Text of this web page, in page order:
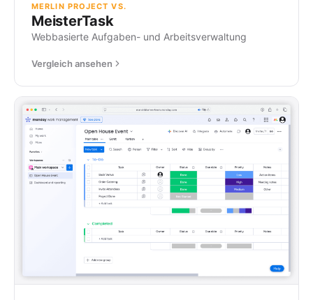
MERLIN PROJECT VS.
MeisterTask
Webbasierte Aufgaben- und Arbeitsverwaltung
Vergleich ansehen